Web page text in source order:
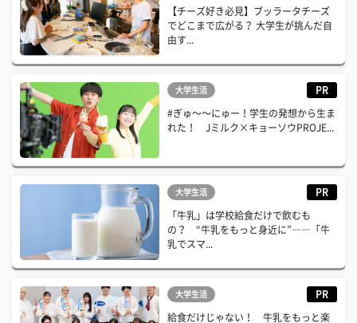
【チーズ好き必見】ブッラータチーズ
でどこまで広がる？ 大学生が挑んだ自
由す...
大学生活 PR
#ぎゅ〜〜にゅー！学生の発想から生ま
れた！ Jミルク×キョーソウPROJE...
大学生活 PR
「牛乳」は学校給食だけで飲むも
の？ “牛乳をもっと身近に”――「牛
乳でスマ...
大学生活 PR
給食だけじゃない！ 牛乳をもっと楽